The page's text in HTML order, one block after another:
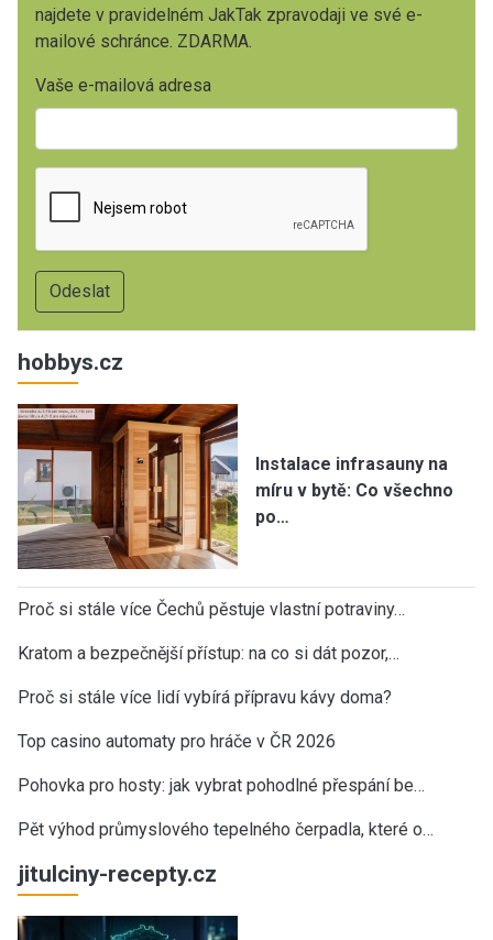
najdete v pravidelném JakTak zpravodaji ve své e-
mailové schránce. ZDARMA.
Vaše e-mailová adresa
hobbys.cz
Instalace infrasauny na
míru v bytě: Co všechno
po…
Proč si stále více Čechů pěstuje vlastní potraviny…
Kratom a bezpečnější přístup: na co si dát pozor,…
Proč si stále více lidí vybírá přípravu kávy doma?
Top casino automaty pro hráče v ČR 2026
Pohovka pro hosty: jak vybrat pohodlné přespání be…
Pět výhod průmyslového tepelného čerpadla, které o…
jitulciny-recepty.cz